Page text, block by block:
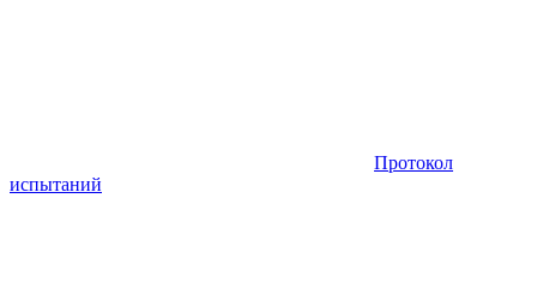
Протокол
испытаний